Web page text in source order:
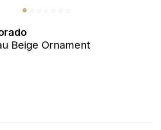
Beige Ornament
werden verwendet, um Benutzer über
zu verfolgen. Das Ziel ist es, Anzeigen
den einzelnen Benutzer relevant und
und somit wertvoller für Herausgeber und